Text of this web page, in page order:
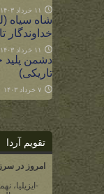
۱۱ خرداد ۱۴۰۳
شاه سیاه
خداوندگار
۱۱ خرداد ۱۴۰۳
دشمن پلید
تاریکی)
۷ خرداد ۱۴۰۳
تقویم آردا
امروز در
-ایزیلیا،